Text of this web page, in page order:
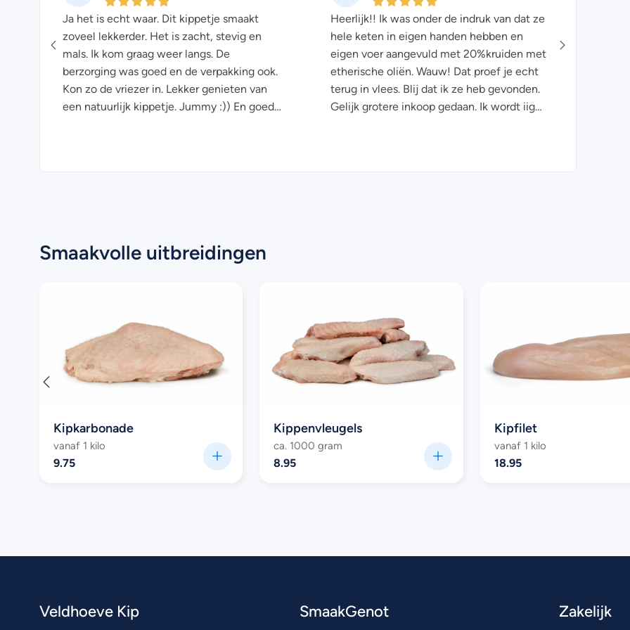
Ja het is echt waar. Dit kippetje smaakt
zoveel lekkerder. Het is zacht, stevig en
mals. Ik kom graag weer langs. De
berzorging was goed en de verpakking ook.
Kon zo de vriezer in. Lekker genieten van
een natuurlijk kippetje. Jummy :)) En goed
Heerlijk!! Ik was onder de indruk van dat ze
hele keten in eigen handen hebben en
eigen voer aangevuld met 20%kruiden met
etherische oliën. Wauw! Dat proef je echt
terug in vlees. Blij dat ik ze heb gevonden.
Gelijk grotere inkoop gedaan. Ik wordt iig
Smaakvolle uitbreidingen
Kipkarbonade
vanaf 1 kilo
9.75
Kippenvleugels
ca. 1000 gram
8.95
Kipfilet
vanaf 1 kilo
18.95
Veldhoeve Kip SmaakGenot Zakelijk